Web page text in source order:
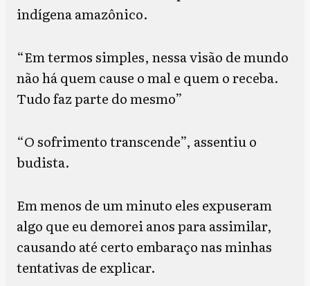
indígena amazônico.
“Em termos simples, nessa visão de mundo
não há quem cause o mal e quem o receba.
Tudo faz parte do mesmo”
“O sofrimento transcende”, assentiu o
budista.
Em menos de um minuto eles expuseram
algo que eu demorei anos para assimilar,
causando até certo embaraço nas minhas
tentativas de explicar.